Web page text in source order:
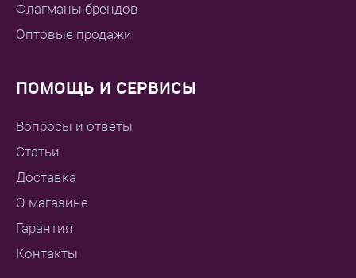
Флагманы брендов
Оптовые продажи
ПОМОЩЬ И СЕРВИСЫ
Вопросы и ответы
Статьи
Доставка
О магазине
Гарантия
Контакты